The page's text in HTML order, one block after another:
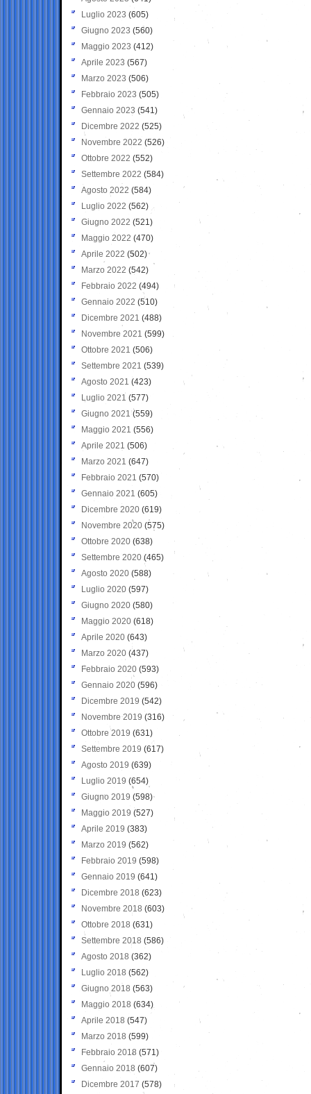
Luglio 2023 (605)
Giugno 2023 (560)
Maggio 2023 (412)
Aprile 2023 (567)
Marzo 2023 (506)
Febbraio 2023 (505)
Gennaio 2023 (541)
Dicembre 2022 (525)
Novembre 2022 (526)
Ottobre 2022 (552)
Settembre 2022 (584)
Agosto 2022 (584)
Luglio 2022 (562)
Giugno 2022 (521)
Maggio 2022 (470)
Aprile 2022 (502)
Marzo 2022 (542)
Febbraio 2022 (494)
Gennaio 2022 (510)
Dicembre 2021 (488)
Novembre 2021 (599)
Ottobre 2021 (506)
Settembre 2021 (539)
Agosto 2021 (423)
Luglio 2021 (577)
Giugno 2021(559)
Maggio 2021 (556)
Aprile 2021 (506)
Marzo 2021 (647)
Febbraio 2021 (570)
Gennaio 2021 (605)
Dicembre 2020 (619)
Novembre 2020 (575)
Ottobre 2020 (638)
Settembre 2020(465)
Agosto 2020 (588)
Luglio 2020 (597)
Giugno 2020 (580)
Maggio 2020 (618)
Aprile 2020 (643)
Marzo 2020 (437)
Febbraio 2020 (593)
Gennaio 2020 (596)
Dicembre 2019 (542)
Novembre 2019 (316)
Ottobre 2019 (631)
Settembre 2019 (617)
Agosto 2019 (639)
Luglio 2019 (654)
Giugno 2019 (598)
Maggio 2019 (527)
Aprile 2019 (383)
Marzo 2019 (562)
Febbraio 2019 (598)
Gennaio 2019 (641)
Dicembre 2018 (623)
Novembre 2018 (603)
Ottobre 2018 (631)
Settembre 2018 (586)
Agosto 2018 (362)
Luglio 2018 (562)
Giugno 2018 (563)
Maggio 2018 (634)
Aprile 2018 (547)
Marzo 2018 (599)
Febbraio 2018 (571)
Gennaio 2018 (607)
Dicembre 2017 (578)